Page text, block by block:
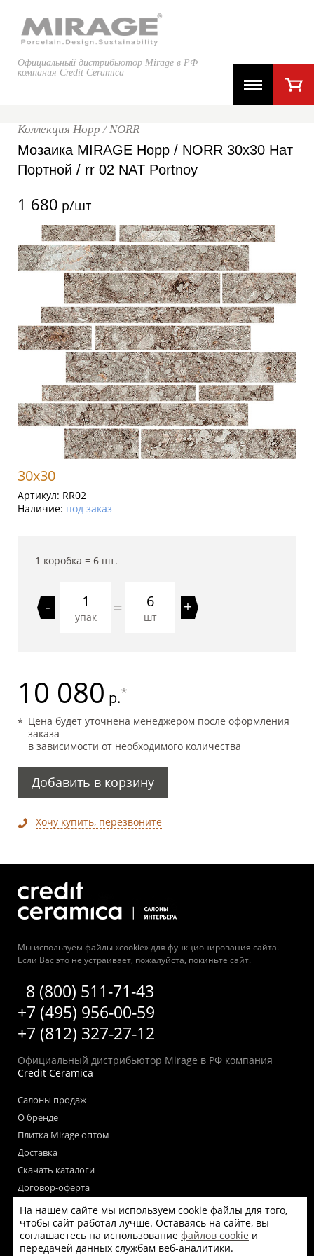
Официальный дистрибьютор Mirage в РФ
компания Credit Ceramica
Коллекция Норр / NORR
Мозаика MIRAGE Норр / NORR 30x30 Нат
Портной / rr 02 NAT Portnoy
1 680 р/шт
30x30
Артикул: RR02
Наличие: под заказ
1 коробка = 6 шт.
-
упак = 6
шт
+
10 080 р.*
Цена будет уточнена менеджером после оформления
заказа
в зависимости от необходимого количества
Добавить в корзину
Хочу купить, перезвоните
Мы используем файлы «cookie» для функционирования сайта.
Если Вас это не устраивает, пожалуйста, покиньте сайт.
8 (800) 511-71-43
+7 (495) 956-00-59
+7 (812) 327-27-12
Официальный дистрибьютор Mirage в РФ компания
Credit Ceramica
Салоны продаж
О бренде
Плитка Mirage оптом
Доставка
Скачать каталоги
Договор-оферта
Пользовательское соглашение
Согласие на обработку персональных данных
Согласие на получение рекламных материалов
На нашем сайте мы используем cookie файлы для того,
чтобы сайт работал лучше. Оставаясь на сайте, вы
соглашаетесь на использование файлов cookie и
передачей данных службам веб-аналитики.